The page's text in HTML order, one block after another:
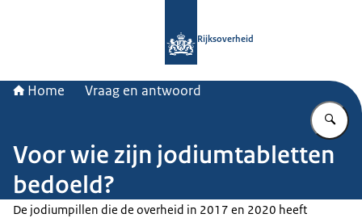
Rijksoverheid
Home Vraag en antwoord
Voor wie zijn jodiumtabletten
bedoeld?
De jodiumpillen die de overheid in 2017 en 2020 heeft